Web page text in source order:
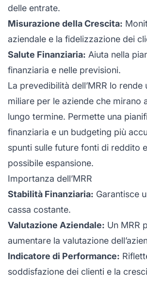
delle entrate.
Misurazione della Crescita:
aziendale e la fidelizzazione dei
Salute Finanziaria: Aiuta nella
finanziaria e nelle previsioni.
La prevedibilità dell’MRR lo rende
miliare per le aziende che mirano
lungo termine. Permette una
finanziaria e un budgeting più
spunti sulle future fonti di reddito
possibile espansione.
Importanza dell’MRR
Stabilità Finanziaria: Garantisce
cassa costante.
Valutazione Aziendale: Un MRR
aumentare la valutazione
Indicatore di Performance:
soddisfazione dei clienti e la